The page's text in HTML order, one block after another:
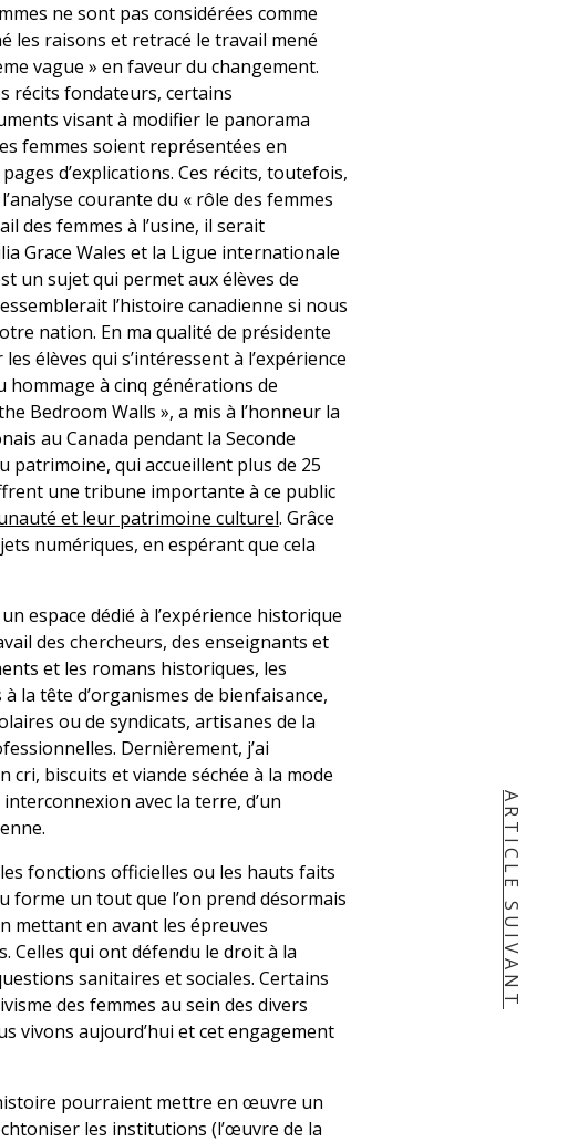
ne sont pas considérées comme
les raisons et retracé le travail mené
vague » en faveur du changement.
récits fondateurs, certains
visant à modifier le panorama
femmes soient représentées en
d’explications. Ces récits, toutefois,
courante du « rôle des femmes
des femmes à l’usine, il serait
Grace Wales et la Ligue internationale
un sujet qui permet aux élèves de
l’histoire canadienne si nous
nation. En ma qualité de présidente
élèves qui s’intéressent à l’expérience
hommage à cinq générations de
Bedroom Walls », a mis à l’honneur la
au Canada pendant la Seconde
patrimoine, qui accueillent plus de 25
une tribune importante à ce public
et leur patrimoine culturel. Grâce
numériques, en espérant que cela
espace dédié à l’expérience historique
des chercheurs, des enseignants et
et les romans historiques, les
la tête d’organismes de bienfaisance,
ou de syndicats, artisanes de la
Dernièrement, j’ai
cri, biscuits et viande séchée à la mode
avec la terre, d’un
fonctions officielles ou les hauts faits
forme un tout que l’on prend désormais
mettant en avant les épreuves
Celles qui ont défendu le droit à la
sanitaires et sociales. Certains
des femmes au sein des divers
vivons aujourd’hui et cet engagement
pourraient mettre en œuvre un
les institutions (l’œuvre de la
ARTICLE SUIVANT